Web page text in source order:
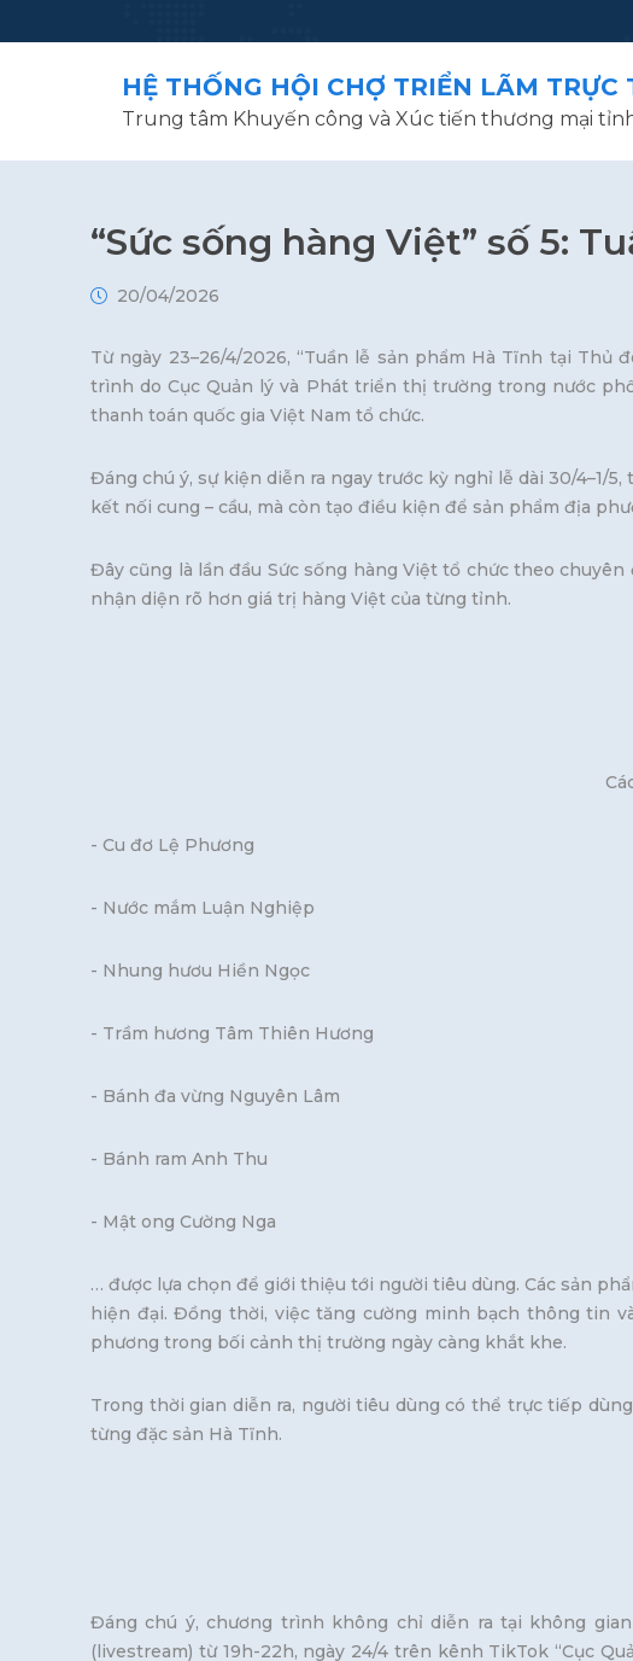
HỆ THỐNG HỘI CHỢ TRIỂN LÃM TRỰC
Trung tâm Khuyến công và Xúc tiến thương mại
“Sức sống hàng Việt” số 5:
20/04/2026
Từ ngày 23–26/4/2026, “Tuần lễ sản phẩm Hà Tĩnh tại Thủ
trình do Cục Quản lý và Phát triển thị trường trong nước
thanh toán quốc gia Việt Nam tổ chức.
Đáng chú ý, sự kiện diễn ra ngay trước kỳ nghỉ lễ dài 30/4–1/
kết nối cung – cầu, mà còn tạo điều kiện để sản phẩm địa
Đây cũng là lần đầu Sức sống hàng Việt tổ chức theo
nhận diện rõ hơn giá trị hàng Việt của từng tỉnh.
- Cu đơ Lệ Phương
- Nước mắm Luận Nghiệp
- Nhung hươu Hiền Ngọc
- Trầm hương Tâm Thiên Hương
- Bánh đa vừng Nguyên Lâm
- Bánh ram Anh Thu
- Mật ong Cường Nga
… được lựa chọn để giới thiệu tới người tiêu dùng. Các sản
hiện đại. Đồng thời, việc tăng cường minh bạch thông tin
phương trong bối cảnh thị trường ngày càng khắt khe.
Trong thời gian diễn ra, người tiêu dùng có thể trực tiếp
từng đặc sản Hà Tĩnh.
Đáng chú ý, chương trình không chỉ diễn ra tại không
(livestream) từ 19h-22h, ngày 24/4 trên kênh TikTok “Cục